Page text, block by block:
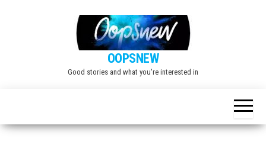
OOPSNEW
Good stories and what you're interested in